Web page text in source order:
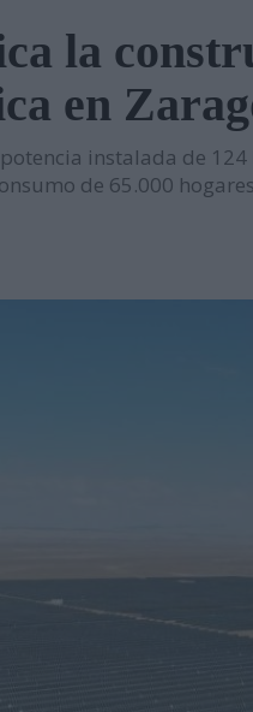
en EP Equipment
en el Metro de Santiago
al servicio del mantenimiento
serie de tablets industriales
Nils Blanchard para acelerar el
multiplicar inventario, urgencias
la
en
instalada de
de 65.000